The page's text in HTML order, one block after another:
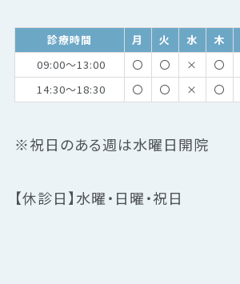
診療時間 月 火 水 木
09:00～13:00
〇 〇 × 〇
14:30～18:30
〇 〇 × 〇
※祝日のある週は水曜日開院
【休診日】水曜・日曜・祝日